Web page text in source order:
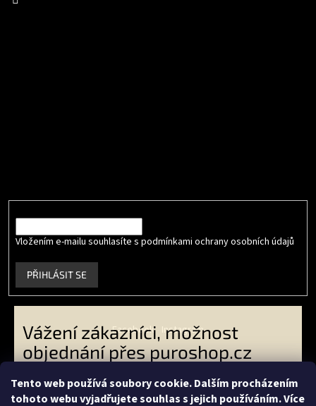
Tento web používá soubory cookie. Dalším procházením
tohoto webu vyjadřujete souhlas s jejich používáním. Více
Vážení zákazníci, možnost
objednání přes puroshop.cz
objednávejte přes
Vložením e-mailu souhlasíte s podmínkami ochrany osobních údajů
PŘIHLÁSIT SE
Facebook Instagram
Vytvořil Shoptet